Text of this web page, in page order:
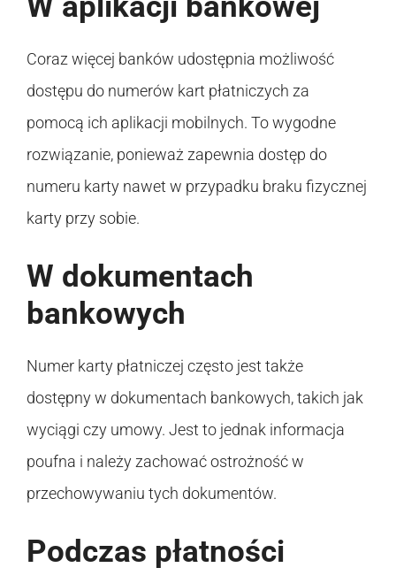
Coraz więcej banków udostępnia możliwość
dostępu do numerów kart płatniczych za
pomocą ich aplikacji mobilnych. To wygodne
rozwiązanie, ponieważ zapewnia dostęp do
numeru karty nawet w przypadku braku fizycznej
karty przy sobie.
W dokumentach
bankowych
Numer karty płatniczej często jest także
dostępny w dokumentach bankowych, takich jak
wyciągi czy umowy. Jest to jednak informacja
poufna i należy zachować ostrożność w
przechowywaniu tych dokumentów.
Podczas płatności